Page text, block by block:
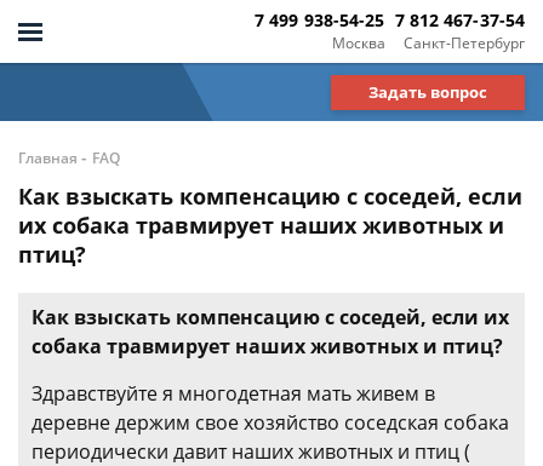
Москва
7 499 938-54-25
Санкт-Петербург
7 812 467-37-54
Задать вопрос
Главная - FAQ
Как взыскать компенсацию с соседей, если
их собака травмирует наших животных и
птиц?
Как взыскать компенсацию с соседей, если их
собака травмирует наших животных и птиц?
Здравствуйте я многодетная мать живем в
деревне держим свое хозяйство соседская собака
периодически давит наших животных и птиц (